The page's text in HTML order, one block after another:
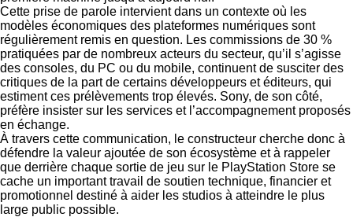
Cette prise de parole intervient dans un contexte où les
modèles économiques des plateformes numériques sont
régulièrement remis en question. Les commissions de 30 %
pratiquées par de nombreux acteurs du secteur, qu’il s’agisse
des consoles, du PC ou du mobile, continuent de susciter des
critiques de la part de certains développeurs et éditeurs, qui
estiment ces prélèvements trop élevés. Sony, de son côté,
préfère insister sur les services et l’accompagnement proposés
en échange.
À travers cette communication, le constructeur cherche donc à
défendre la valeur ajoutée de son écosystème et à rappeler
que derrière chaque sortie de jeu sur le PlayStation Store se
cache un important travail de soutien technique, financier et
promotionnel destiné à aider les studios à atteindre le plus
large public possible.